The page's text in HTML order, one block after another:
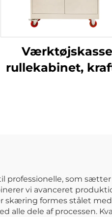
Værktøjskasse
rullekabinet,
som
vi avanceret
skæring formes stålet
alle dele af processen.